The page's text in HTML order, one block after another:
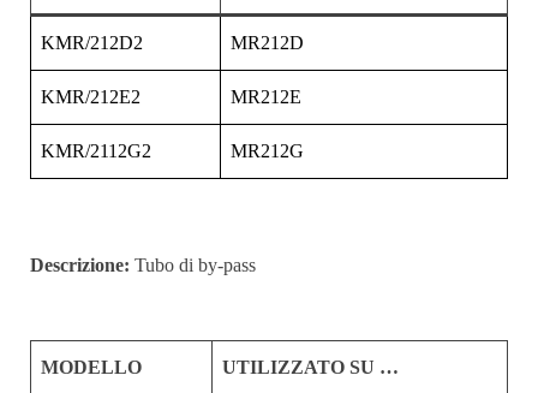
KMR/212D2 MR212D
KMR/212E2 MR212E
KMR/2112G2 MR212G
Descrizione: Tubo di by-pass
MODELLO UTILIZZATO SU …